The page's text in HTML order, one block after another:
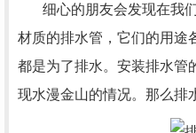
细心的朋友会发现在我们
材质的排水管，它们的用途
都是为了排水。安装排水管
现水漫金山的情况。那么排